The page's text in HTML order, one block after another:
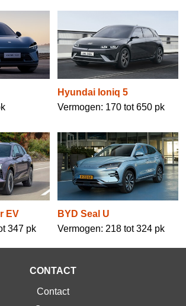
Hyundai Ioniq 5
Vermogen: 170 tot 650 pk
EV
347 pk
BYD Seal U
Vermogen: 218 tot 324 pk
CONTACT
Contact